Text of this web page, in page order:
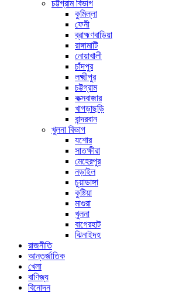
চট্টগ্রাম বিভাগ
কুমিল্লা
ফেনী
ব্রাহ্মণবাড়িয়া
রাঙ্গামাটি
নোয়াখালী
চাঁদপুর
লক্ষ্মীপুর
চট্টগ্রাম
কক্সবাজার
খাগড়াছড়ি
বান্দরবান
খুলনা বিভাগ
যশোর
সাতক্ষীরা
মেহেরপুর
নড়াইল
চুয়াডাঙ্গা
কুষ্টিয়া
মাগুরা
খুলনা
বাগেরহাট
ঝিনাইদহ
রাজনীতি
আন্তর্জাতিক
খেলা
বাণিজ্য
বিনোদন